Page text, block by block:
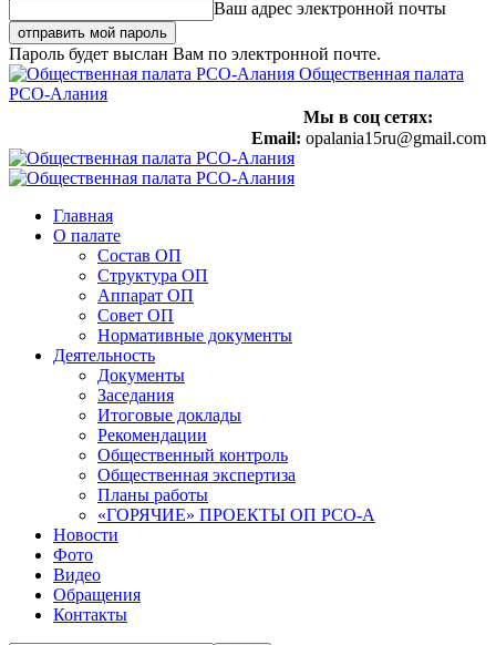
Ваш адрес электронной почты
Пароль будет выслан Вам по электронной почте.
Общественная палата
РСО-Алания
Мы в соц сетях:
Email: opalania15ru@gmail.com
Главная
О палате
Состав ОП
Структура ОП
Аппарат ОП
Совет ОП
Нормативные документы
Деятельность
Документы
Заседания
Итоговые доклады
Рекомендации
Общественный контроль
Общественная экспертиза
Планы работы
«ГОРЯЧИЕ» ПРОЕКТЫ ОП РСО-А
Новости
Фото
Видео
Обращения
Контакты